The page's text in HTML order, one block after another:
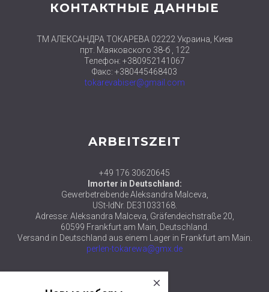
КОНТАКТНЫЕ ДАННЫЕ
ТМ АЛЕКСАНДРА ТОКАРЕВА 02222 Украина, Киев
прт. Маяковского 38-б , 122
Телефон: +380952141067
Факс: +380445468403
tokarevabiser@gmail.com
ARBEITSZEIT
+49 176 30620645
Imorter in Deutschland:
Gewerbetreibende Aleksandra Malceva,
USt-IdNr. DE31033168.
Adresse: Aleksandra Malceva, Gräfendeichstraße 20,
60599 Frankfurt am Main, Deutschland.
Versand in Deutschland aus einem Lager in Frankfurt am Main.
perlen-tokarewa@gmx.de
close